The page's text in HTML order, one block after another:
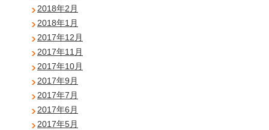
2018年2月
2018年1月
2017年12月
2017年11月
2017年10月
2017年9月
2017年7月
2017年6月
2017年5月